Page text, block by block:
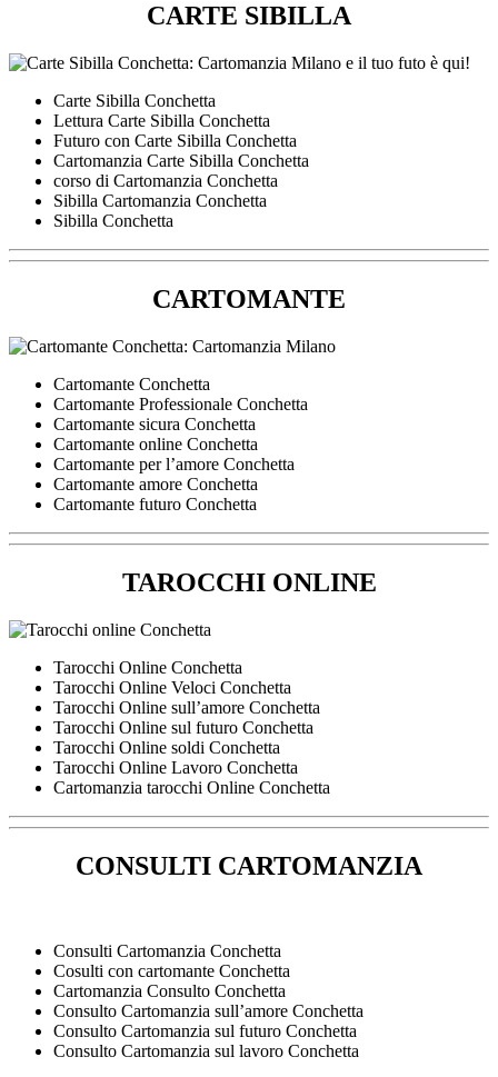
CARTE SIBILLA
Carte Sibilla Conchetta
Lettura Carte Sibilla Conchetta
Futuro con Carte Sibilla Conchetta
Cartomanzia Carte Sibilla Conchetta
corso di Cartomanzia Conchetta
Sibilla Cartomanzia Conchetta
Sibilla Conchetta
CARTOMANTE
Cartomante Conchetta
Cartomante Professionale Conchetta
Cartomante sicura Conchetta
Cartomante online Conchetta
Cartomante per l’amore Conchetta
Cartomante amore Conchetta
Cartomante futuro Conchetta
TAROCCHI ONLINE
Tarocchi Online Conchetta
Tarocchi Online Veloci Conchetta
Tarocchi Online sull’amore Conchetta
Tarocchi Online sul futuro Conchetta
Tarocchi Online soldi Conchetta
Tarocchi Online Lavoro Conchetta
Cartomanzia tarocchi Online Conchetta
CONSULTI CARTOMANZIA
Consulti Cartomanzia Conchetta
Cosulti con cartomante Conchetta
Cartomanzia Consulto Conchetta
Consulto Cartomanzia sull’amore Conchetta
Consulto Cartomanzia sul futuro Conchetta
Consulto Cartomanzia sul lavoro Conchetta